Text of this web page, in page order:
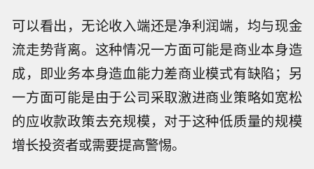
可以看出，无论收入端还是净利润端，均与现金
流走势背离。这种情况一方面可能是商业本身造
成，即业务本身造血能力差商业模式有缺陷；另
一方面可能是由于公司采取激进商业策略如宽松
的应收款政策去充规模，对于这种低质量的规模
增长投资者或需要提高警惕。